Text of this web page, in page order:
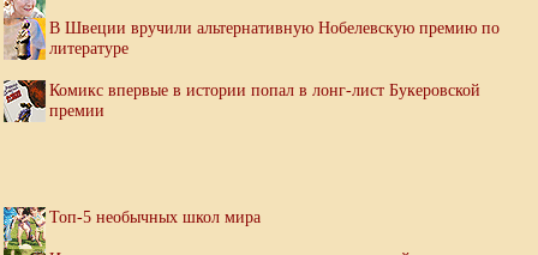
В Швеции вручили альтернативную Нобелевскую премию по
литературе
Комикс впервые в истории попал в лонг-лист Букеровской
премии
Топ-5 необычных школ мира